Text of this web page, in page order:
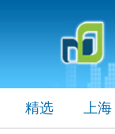
精选 上海